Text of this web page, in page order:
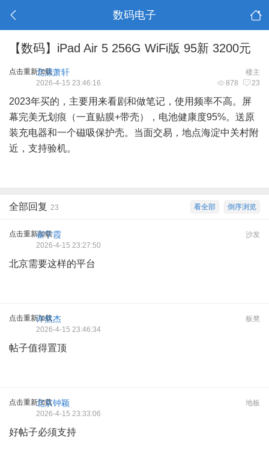
数码电子
【数码】iPad Air 5 256G WiFi版 95新 3200元
点击重新加载 楼主
北漂萧轩
878 23
2026-4-15 23:46:16
2023年买的，主要用来看剧和做笔记，使用频率不高。屏
幕完美无划痕（一直贴膜+带壳），电池健康度95%。送原
装充电器和一个磁吸保护壳。当面交易，地点海淀中关村附
近，支持验机。
倒序浏览
看全部
全部回复 23
点击重新加载 沙发
崔宁霞
2026-4-15 23:27:50
北京需要这样的平台
点击重新加载 板凳
许然杰
2026-4-15 23:46:34
帖子值得置顶
点击重新加载 地板
北京钟颖
2026-4-15 23:33:06
好帖子必须支持